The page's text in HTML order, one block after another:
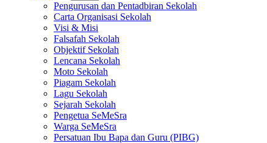
Pengurusan dan Pentadbiran Sekolah
Carta Organisasi Sekolah
Visi & Misi
Falsafah Sekolah
Objektif Sekolah
Lencana Sekolah
Moto Sekolah
Piagam Sekolah
Lagu Sekolah
Sejarah Sekolah
Pengetua SeMeSra
Warga SeMeSra
Persatuan Ibu Bapa dan Guru (PIBG)